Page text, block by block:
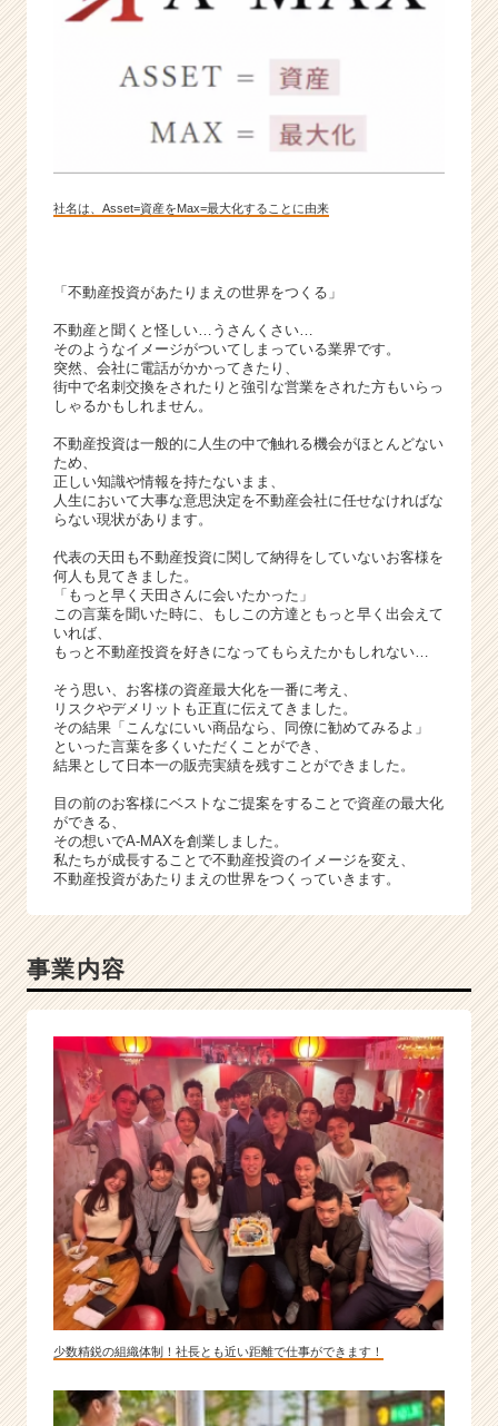
ン
ー
ベ
チ
ャ
企
か
ら
ス
カ
が
届
く
就
活
サ
イ
ト
ア
キ
ャ
リ
（C
h
e
e
e
r）
社名は、Asset=資産をMax=最大化することに由来
「不動産投資があたりまえの世界をつくる」
不動産と聞くと怪しい…うさんくさい…
そのようなイメージがついてしまっている業界です。
突然、会社に電話がかかってきたり、
街中で名刺交換をされたりと強引な営業をされた方もいらっ
しゃるかもしれません。
不動産投資は一般的に人生の中で触れる機会がほとんどない
ため、
正しい知識や情報を持たないまま、
人生において大事な意思決定を不動産会社に任せなければな
らない現状があります。
代表の天田も不動産投資に関して納得をしていないお客様を
何人も見てきました。
「もっと早く天田さんに会いたかった」
この言葉を聞いた時に、もしこの方達ともっと早く出会えて
いれば、
もっと不動産投資を好きになってもらえたかもしれない…
そう思い、お客様の資産最大化を一番に考え、
リスクやデメリットも正直に伝えてきました。
その結果「こんなにいい商品なら、同僚に勧めてみるよ」
といった言葉を多くいただくことができ、
結果として日本一の販売実績を残すことができました。
目の前のお客様にベストなご提案をすることで資産の最大化
ができる、
その想いでA-MAXを創業しました。
私たちが成長することで不動産投資のイメージを変え、
不動産投資があたりまえの世界をつくっていきます。
事業内容
少数精鋭の組織体制！社長とも近い距離で仕事ができます！